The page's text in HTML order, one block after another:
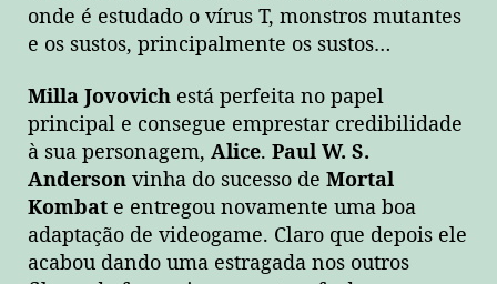
onde é estudado o vírus T, monstros mutantes
e os sustos, principalmente os sustos…
Milla Jovovich está perfeita no papel
principal e consegue emprestar credibilidade
à sua personagem, Alice. Paul W. S.
Anderson vinha do sucesso de Mortal
Kombat e entregou novamente uma boa
adaptação de videogame. Claro que depois ele
acabou dando uma estragada nos outros